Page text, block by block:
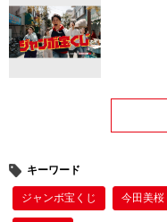
キーワード
ジャンボ宝くじ 今田美桜